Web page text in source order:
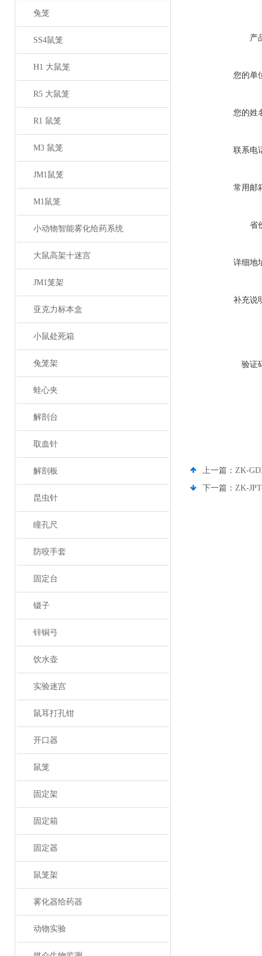
兔笼
SS4鼠笼
H1 大鼠笼
R5 大鼠笼
R1 鼠笼
M3 鼠笼
JM1鼠笼
M1鼠笼
小动物智能雾化给药系统
大鼠高架十迷宫
JM1笼架
亚克力标本盒
小鼠处死箱
兔笼架
蛙心夹
解剖台
取血针
解剖板
昆虫针
瞳孔尺
防咬手套
固定台
镊子
锌铜弓
饮水壶
实验迷宫
鼠耳打孔钳
开口器
鼠笼
固定架
固定箱
固定器
鼠笼架
雾化器给药器
动物实验
产
您的单
您的姓
联系电
常用邮
省
详细地
补充说
验证
上一篇： ZK-
下一篇： ZK-